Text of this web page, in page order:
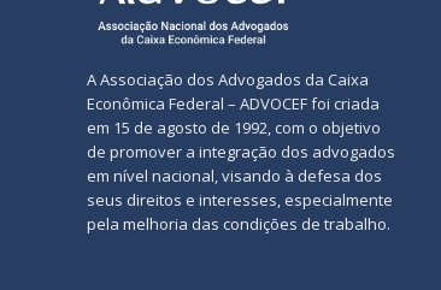
A Associação dos Advogados da Caixa
Econômica Federal – ADVOCEF foi criada
em 15 de agosto de 1992, com o objetivo
de promover a integração dos advogados
em nível nacional, visando à defesa dos
seus direitos e interesses, especialmente
pela melhoria das condições de trabalho.